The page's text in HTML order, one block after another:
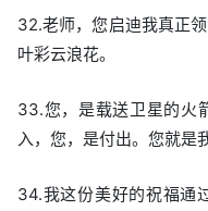
32.老师，您启迪我真正
叶彩云浪花。
33.您，是载送卫星的火
入，您，是付出。您就是
34.我这份美好的祝福通